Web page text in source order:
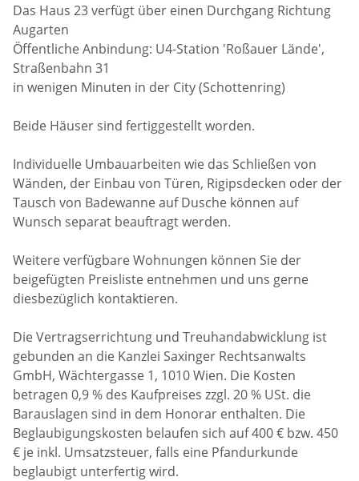
Das Haus 23 verfügt über einen Durchgang Richtung
Augarten
Öffentliche Anbindung: U4-Station 'Roßauer Lände',
Straßenbahn 31
in wenigen Minuten in der City (Schottenring)
Beide Häuser sind fertiggestellt worden.
Individuelle Umbauarbeiten wie das Schließen von
Wänden, der Einbau von Türen, Rigipsdecken oder der
Tausch von Badewanne auf Dusche können auf
Wunsch separat beauftragt werden.
Weitere verfügbare Wohnungen können Sie der
beigefügten Preisliste entnehmen und uns gerne
diesbezüglich kontaktieren.
Die Vertragserrichtung und Treuhandabwicklung ist
gebunden an die Kanzlei Saxinger Rechtsanwalts
GmbH, Wächtergasse 1, 1010 Wien. Die Kosten
betragen 0,9 % des Kaufpreises zzgl. 20 % USt. die
Barauslagen sind in dem Honorar enthalten. Die
Beglaubigungskosten belaufen sich auf 400 € bzw. 450
€ je inkl. Umsatzsteuer, falls eine Pfandurkunde
beglaubigt unterfertig wird.